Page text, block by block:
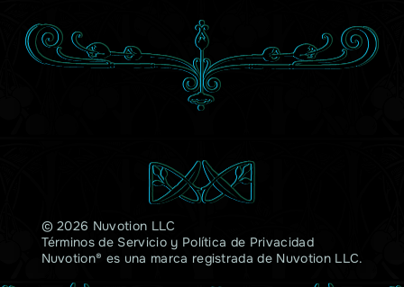
© 2026 Nuvotion LLC
Términos de Servicioy Política de Privacidad
Nuvotion® es una marca registrada de Nuvotion LLC.